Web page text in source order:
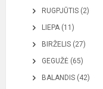
RUGPJŪTIS (2)
LIEPA (11)
BIRŽELIS (27)
GEGUŽĖ (65)
BALANDIS (42)